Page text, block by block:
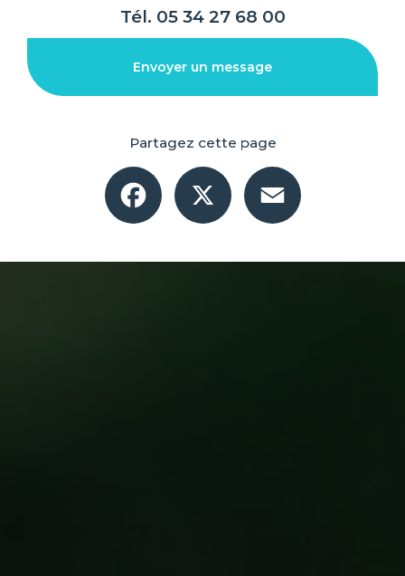
Tél. 05 34 27 68 00
Envoyer un message
Partagez cette page
Facebook